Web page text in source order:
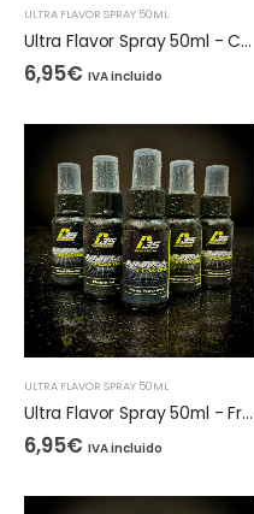
ULTRA FLAVOR SPRAY 50ML
Ultra Flavor Spray 50ml - Crab & Octopus
6,95€ IVA incluido
ULTRA FLAVOR SPRAY 50ML
Ultra Flavor Spray 50ml - Frutos Secos
6,95€ IVA incluido